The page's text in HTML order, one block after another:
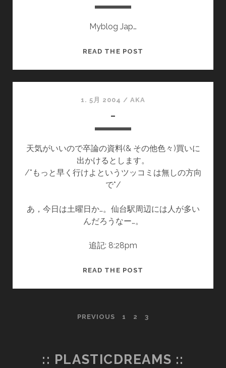
Myblog Jap…
READ THE POST
1. 5月 2004 /AKA
_
天気がいいので卒論の資料(& その他色々)買いに
出かけるとします。
/*もっと早く行けよというツッコミは無しの方向
で*/
あ，今日は土曜日か…。仙台駅周辺には人が多い
んだろうなー…。
追記: 8:28pm
READ THE POST
PREVIOUS 1 2 3
:: PLASTICDREAMS ::